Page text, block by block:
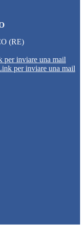
(RE)
per inviare una mail
per inviare una mail